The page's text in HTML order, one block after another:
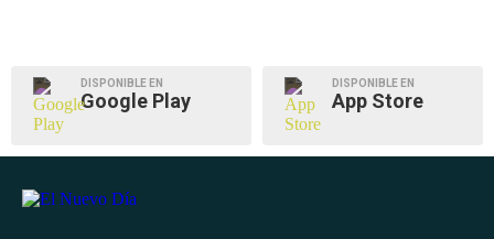
DISPONIBLE EN
Google Play
DISPONIBLE EN
App Store